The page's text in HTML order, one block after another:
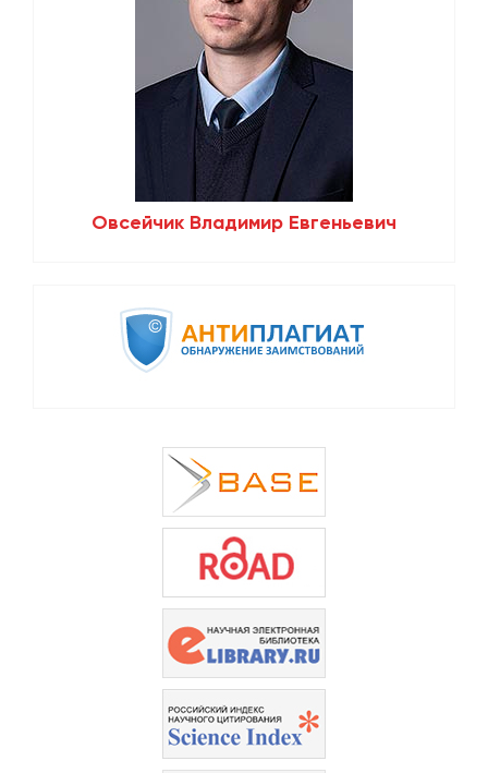
Овсейчик Владимир Евгеньевич